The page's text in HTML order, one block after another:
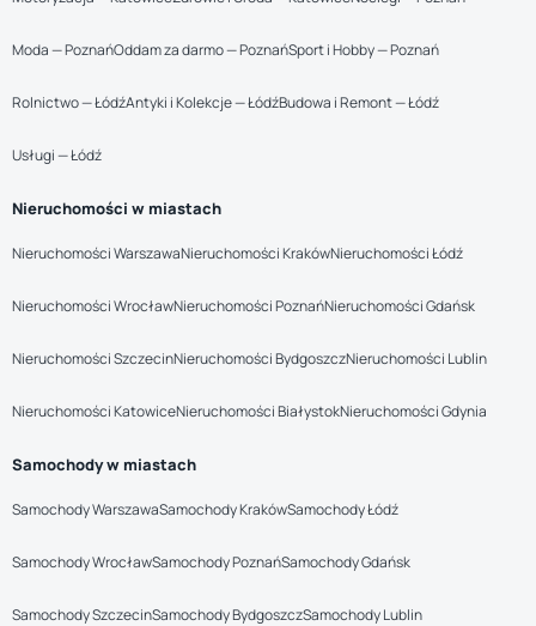
Moda — PoznańOddam za darmo — PoznańSport i Hobby — Poznań
Rolnictwo — ŁódźAntyki i Kolekcje — ŁódźBudowa i Remont — Łódź
Usługi — Łódź
Nieruchomości w miastach
Nieruchomości WarszawaNieruchomości KrakówNieruchomości Łódź
Nieruchomości WrocławNieruchomości PoznańNieruchomości Gdańsk
Nieruchomości SzczecinNieruchomości BydgoszczNieruchomości Lublin
Nieruchomości KatowiceNieruchomości BiałystokNieruchomości Gdynia
Samochody w miastach
Samochody WarszawaSamochody KrakówSamochody Łódź
Samochody WrocławSamochody PoznańSamochody Gdańsk
Samochody SzczecinSamochody BydgoszczSamochody Lublin